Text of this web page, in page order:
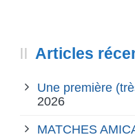
Articles
Une première
2026
MATCHES